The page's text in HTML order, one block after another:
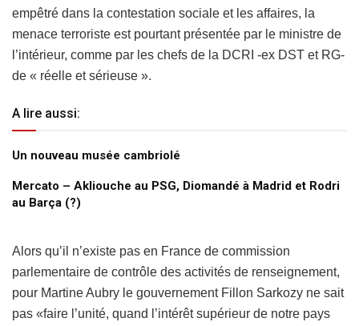
empêtré dans la contestation sociale et les affaires, la
menace terroriste est pourtant présentée par le ministre de
l’intérieur, comme par les chefs de la DCRI -ex DST et RG-
de « réelle et sérieuse ».
A lire aussi:
Un nouveau musée cambriolé
Mercato – Akliouche au PSG, Diomandé à Madrid et Rodri
au Barça (?)
Alors qu’il n’existe pas en France de commission
parlementaire de contrôle des activités de renseignement,
pour Martine Aubry le gouvernement Fillon Sarkozy ne sait
pas «faire l’unité, quand l’intérêt supérieur de notre pays